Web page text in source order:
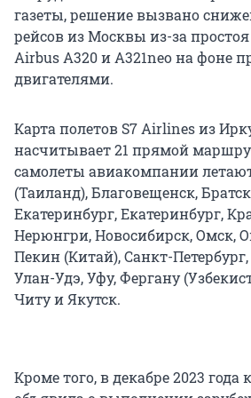
газеты, решение вызвано
рейсов из Москвы из-за
Airbus A320 и А321neo на фоне
двигателями.
Карта полетов S7 Airlines из
насчитывает 21 прямой
самолеты авиакомпании
(Таиланд), Благовещенск,
Екатеринбург, Екатеринбург,
Нерюнгри, Новосибирск, Омск,
Пекин (Китай), Санкт-
Улан-Удэ, Уфу, Фергану
Читу и Якутск.
Кроме того, в декабре 2023